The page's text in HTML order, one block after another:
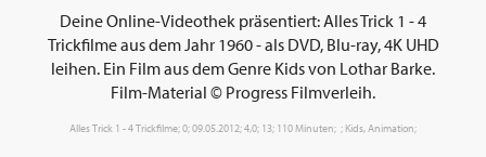
Deine Online-Videothek präsentiert: Alles Trick 1 - 4
Trickfilme aus dem Jahr 1960 - als DVD, Blu-ray, 4K UHD
leihen. Ein Film aus dem Genre Kids von Lothar Barke.
Film-Material © Progress Filmverleih.
Alles Trick 1 - 4 Trickfilme; 0; 09.05.2012; 4,0; 13; 110 Minuten; ; Kids, Animation;